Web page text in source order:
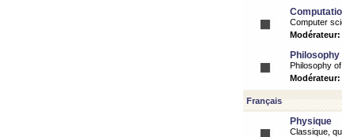
Computer
Modérateur:
Philosophy
Philosophy
Modérateur:
Français
Physique
Classique,